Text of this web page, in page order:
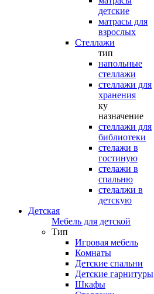
детские
матрасы для
взрослых
Стеллажи
тип
напольные
стеллажи
стеллажи для
хранения
ку
назначение
стеллажи для
библиотеки
стелажи в
гостиную
стелажи в
спальню
стелалжи в
детскую
Детская
Мебель для детской
Тип
Игровая мебель
Комнаты
Детские спальни
Детские гарнитуры
Шкафы